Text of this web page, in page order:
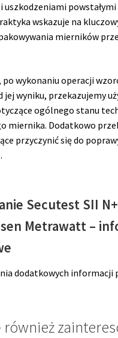
powstałymi
wskazuje na
mierników
wykonaniu operacji
jej wyniku, przekazujemy
ogólnego stanu
miernika. Dodatkowo
przyczynić się do
Secutest SII
Metrawatt –
dodatkowych informacji
również